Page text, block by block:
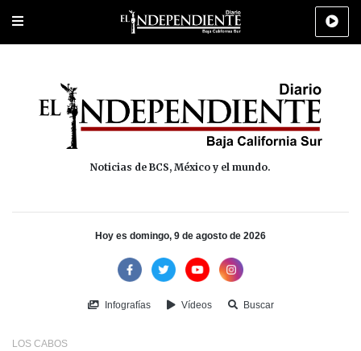
Portada Los Cabos Policiaca Deportes Cultura
Noticias de BCS, México y el mundo.
Hoy es domingo, 9 de agosto de 2026
Infografías Vídeos Buscar
LOS CABOS